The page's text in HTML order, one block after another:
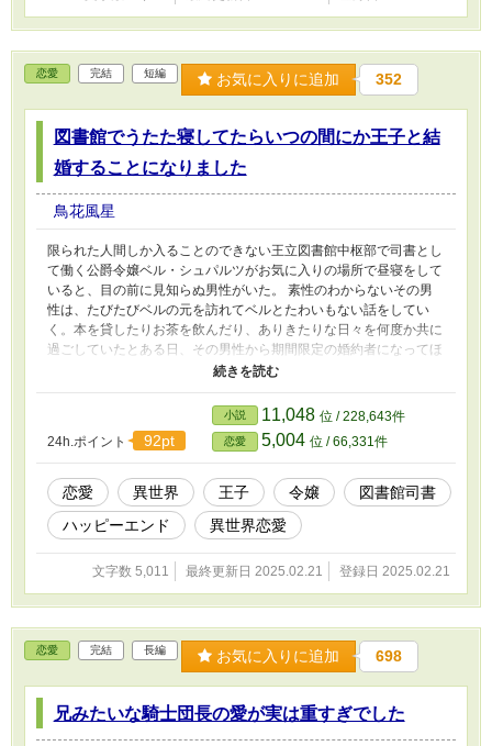
恋愛 完結 短編 お気に入りに追加 352
図書館でうたた寝してたらいつの間にか王子と結
婚することになりました
鳥花風星
限られた人間しか入ることのできない王立図書館中枢部で司書とし
て働く公爵令嬢ベル・シュパルツがお気に入りの場所で昼寝をして
いると、目の前に見知らぬ男性がいた。 素性のわからないその男
性は、たびたびベルの元を訪れてベルとたわいもない話をしてい
く。本を貸したりお茶を飲んだり、ありきたりな日々を何度か共に
過ごしていたとある日、その男性から期間限定の婚約者になってほ
しいと懇願される。 とりあえず婚約を受けてはみたものの、その
相手は実はこの国の第二王子、アーロンだった。 「俺は欲しいと
思ったら何としてでも絶対に手に入れる人間なんだ」
24h.ポイント 92pt
小説 11,048 位 / 228,643件
恋愛 5,004 位 / 66,331件
恋愛 異世界 王子 令嬢
図書館司書
ハッピーエンド
異世界恋愛
文字数 5,011 最終更新日 2025.02.21 登録日 2025.02.21
恋愛 完結 長編 お気に入りに追加 698
兄みたいな騎士団長の愛が実は重すぎでした